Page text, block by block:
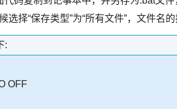
选择“保存类型”为“所有文件”，文件名的
:
OFF